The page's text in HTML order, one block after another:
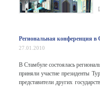
Региональная конференция в
27.01.2010
В Стамбуле состоялась
приняли участие президенты
представители других